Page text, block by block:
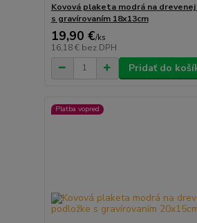
Kovová plaketa modrá na
s gravírovaním 18x13cm
19,90 €/ks
16,18 € bez DPH
Pridať do
Platba vopred